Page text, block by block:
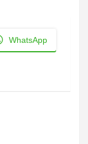
WhatsApp